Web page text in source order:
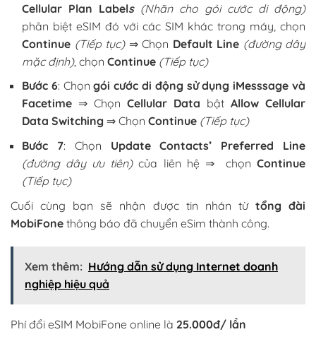
Cellular Plan Labels(Nhãn cho gói cước di động)
phân biệt eSIM đó với các SIM khác trong máy, chọn
Continue (Tiếp tục)⇒ Chọn Default Line (đường dây
mặc định), chọn Continue (Tiếp tục)
Bước 6: Chọngói cước di động sử dụng iMesssage và
Facetime ⇒ Chọn Cellular Data bật Allow Cellular
Data Switching ⇒ Chọn Continue (Tiếp tục)
Bước 7: Chọn Update Contacts’ Preferred Line
(đường dây ưu tiên)của liên hệ ⇒ chọn Continue
(Tiếp tục)
Cuối cùng bạn sẽ nhận được tin nhán từtổng đài
MobiFone thông báo đã chuyển eSim thành công.
Xem thêm: Hướng dẫn sử dụng Internet doanh
nghiệp hiệu quả
Phí đổi eSIM MobiFone online là 25.000đ/ lần